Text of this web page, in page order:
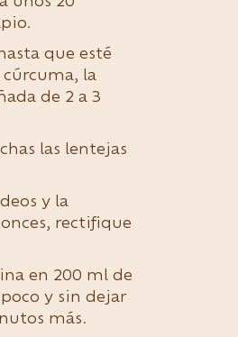
que esté
la
de 2 a 3
las lentejas
y la
rectifique
en 200 ml de
y sin dejar
más.